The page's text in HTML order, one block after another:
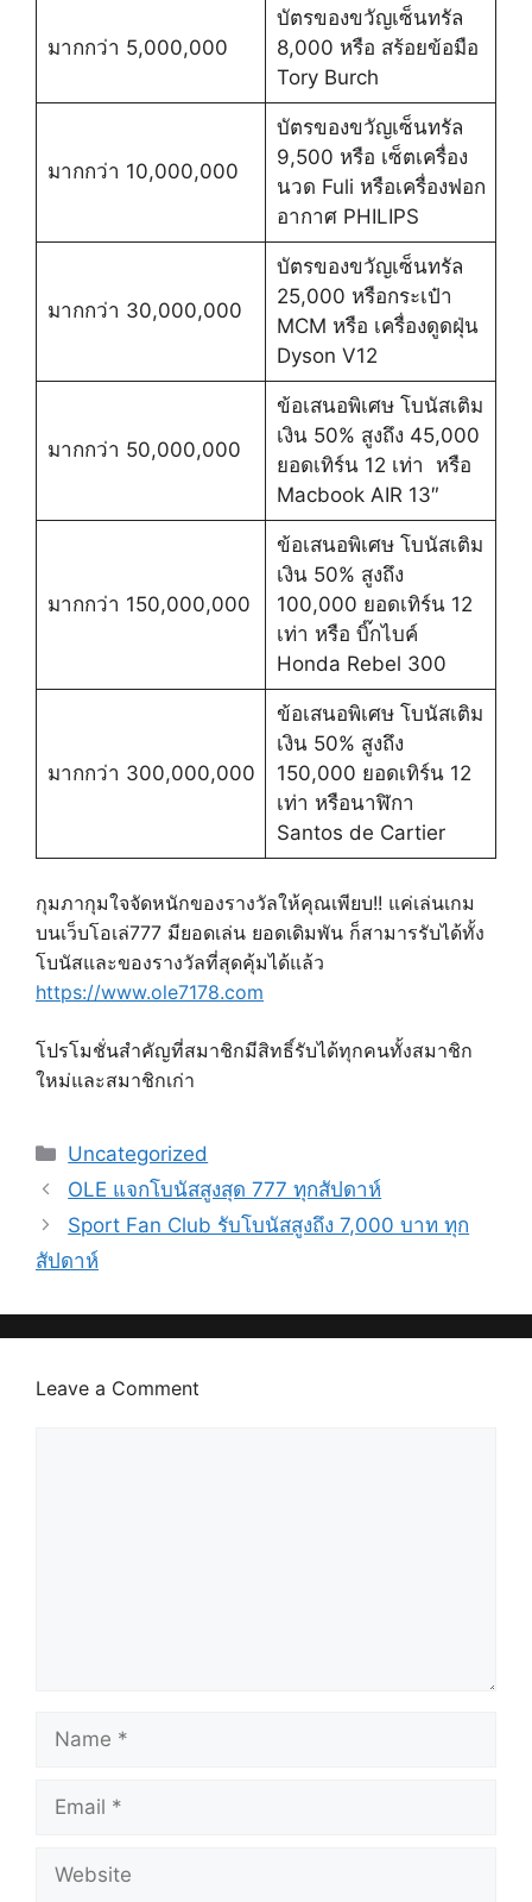
มากกว่า 5,000,000
บัตรของขวัญเซ็นทรัล
8,000 หรือ สร้อยข้อมือ
Tory Burch
มากกว่า 10,000,000
บัตรของขวัญเซ็นทรัล
9,500 หรือ เซ็ตเครื่อง
นวด Fuli หรือเครื่องฟอก
อากาศ PHILIPS
มากกว่า 30,000,000
บัตรของขวัญเซ็นทรัล
25,000 หรือกระเป๋า
MCM หรือ เครื่องดูดฝุ่น
Dyson V12
มากกว่า 50,000,000
ข้อเสนอพิเศษ โบนัสเติม
เงิน 50% สูงถึง 45,000
ยอดเทิร์น 12 เท่า หรือ
Macbook AIR 13″
มากกว่า 150,000,000
ข้อเสนอพิเศษ โบนัสเติม
เงิน 50% สูงถึง
100,000 ยอดเทิร์น 12
เท่า หรือ บิ๊กไบค์
Honda Rebel 300
มากกว่า 300,000,000
ข้อเสนอพิเศษ โบนัสเติม
เงิน 50% สูงถึง
150,000 ยอดเทิร์น 12
เท่า หรือนาฬิกา
Santos de Cartier
กุมภากุมใจจัดหนักของรางวัลให้คุณเพียบ!! แค่เล่นเกม
บนเว็บโอเล่777 มียอดเล่น ยอดเดิมพัน ก็สามารรับได้ทั้ง
โบนัสและของรางวัลที่สุดคุ้มได้แล้ว
https://www.ole7178.com
โปรโมชั่นสำคัญที่สมาชิกมีสิทธิ์รับได้ทุกคนทั้งสมาชิก
ใหม่และสมาชิกเก่า
Categories
Uncategorized
OLE แจกโบนัสสูงสุด 777 ทุกสัปดาห์
Sport Fan Club รับโบนัสสูงถึง 7,000 บาท ทุก
สัปดาห์
Leave a Comment
Name
Email
Website